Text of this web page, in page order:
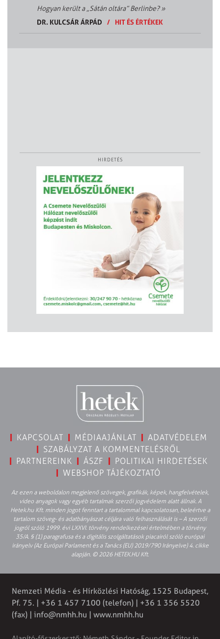
Hogyan került a „Sátán oltára” Berlinbe?»
DR. KULCSÁR ÁRPÁD
/ HIT ÉS ÉRTÉKEK
HIRDETÉS
KAPCSOLAT MÉDIAAJÁNLAT
ADATVÉDELEM
SZABÁLYZAT A KOMMENTELÉSRŐL
PARTNEREINK
ÁSZF
POLITIKAI HIRDETÉSEK
WEBSHOP TÁJÉKOZTATÓ
Az ezen a weboldalon megjelenő szövegek, grafikák, képek, hangfelvételek,
video anyagok vagy egyéb tartalmak szerzői jogvédelem alatt állnak. A
Hetek.hu Kft. minden jogot fenntart a tartalommal kapcsolatosan, beleértve a
tartalom szöveg- és adatbányászat céljára való felhasználását is – A szerzői
jogról szóló 1999. évi LXXVI. törvény rendelkezései értelmében a törvény
35/A. § (1) paragrafusa és a digitális szolgáltatások piacairól szóló európai
irányelv (Az Európai Parlament és a Tanács (EU) 2019/790 Irányelve) 4. cikke
alapján. © 2026 HETEK.HU Kft.
Nemzeti Média - és Hírközlési Hatóság, 1525 Budapest,
Pf. 75. | +36 1 457 7100 (telefon) | +36 1 356 5520
(fax) | info@nmhh.hu | www.nmhh.hu